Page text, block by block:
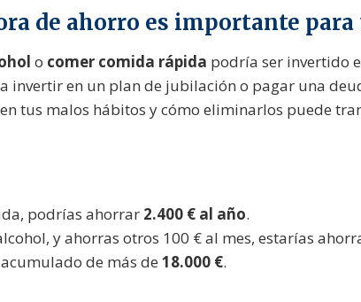
de ahorro es importante
o comer comida rápida podría ser invertido
invertir en un plan de jubilación o pagar una
tus malos hábitos y cómo eliminarlos puede
podrías ahorrar 2.400 € al año.
y ahorras otros 100 € al mes, estarías
de más de 18.000 €.